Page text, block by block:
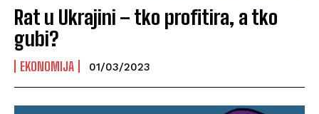
Rat u Ukrajini – tko profitira, a tko
gubi?
EKONOMIJA 01/03/2023